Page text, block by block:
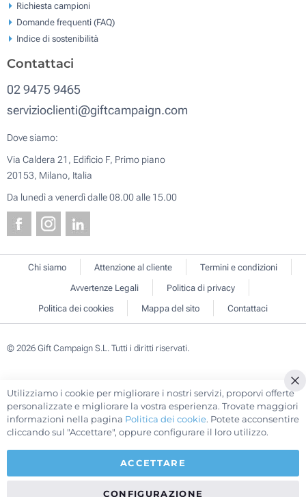
Richiesta campioni
Domande frequenti (FAQ)
Indice di sostenibilità
Contattaci
02 9475 9465
servizioclienti@giftcampaign.com
Dove siamo:
Via Caldera 21, Edificio F, Primo piano
20153, Milano, Italia
Da lunedì a venerdì dalle 08.00 alle 15.00
Chi siamo Attenzione al cliente
Termini e condizioni
Avvertenze Legali
Politica di privacy
Politica dei cookies
Mappa del sito Contattaci
© 2026 Gift Campaign S.L. Tutti i diritti riservati.
Utilizziamo i cookie per migliorare i nostri servizi, proporvi offerte
personalizzate e migliorare la vostra esperienza. Trovate maggiori
informazioni nella pagina Politica dei cookie. Potete acconsentire
cliccando sul "Accettare", oppure configurare il loro utilizzo.
ACCETTARE
CONFIGURAZIONE